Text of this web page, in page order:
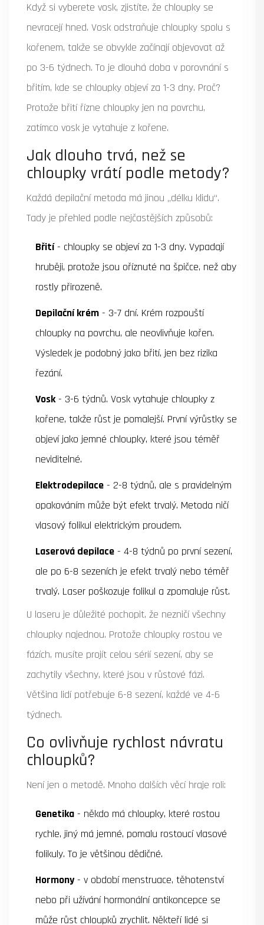
Když si vyberete vosk, zjistíte, že chloupky se
nevracejí hned. Vosk odstraňuje chloupky spolu s
kořenem, takže se obvykle začínají objevovat až
po 3-6 týdnech. To je dlouhá doba v porovnání s
břitím, kde se chloupky objeví za 1-3 dny. Proč?
Protože břití řízne chloupky jen na povrchu,
zatímco vosk je vytahuje z kořene.
Jak dlouho trvá, než se
chloupky vrátí podle metody?
Každá depilační metoda má jinou „délku klidu“.
Tady je přehled podle nejčastějších způsobů:
Břití- chloupky se objeví za 1-3 dny. Vypadají
hruběji, protože jsou oříznuté na špičce, než aby
rostly přirozeně.
Depilační krém - 3-7 dní. Krém rozpouští
chloupky na povrchu, ale neovlivňuje kořen.
Výsledek je podobný jako břití, jen bez rizika
řezání.
Vosk- 3-6 týdnů. Vosk vytahuje chloupky z
kořene, takže růst je pomalejší. První výrůstky se
objeví jako jemné chloupky, které jsou téměř
neviditelné.
Elektrodepilace - 2-8 týdnů, ale s pravidelným
opakováním může být efekt trvalý. Metoda ničí
vlasový folikul elektrickým proudem.
Laserová depilace - 4-8 týdnů po první sezení,
ale po 6-8 sezeních je efekt trvalý nebo téměř
trvalý. Laser poškozuje folikul a zpomaluje růst.
U laseru je důležité pochopit, že nezničí všechny
chloupky najednou. Protože chloupky rostou ve
fázích, musíte projít celou sérií sezení, aby se
zachytily všechny, které jsou v růstové fázi.
Většina lidí potřebuje 6-8 sezení, každé ve 4-6
týdnech.
Co ovlivňuje rychlost návratu
chloupků?
Není jen o metodě. Mnoho dalších věcí hraje roli:
Genetika - někdo má chloupky, které rostou
rychle, jiný má jemné, pomalu rostoucí vlasové
folikuly. To je většinou dědičné.
Hormony- v období menstruace, těhotenství
nebo při užívání hormonální antikoncepce se
může růst chloupků zrychlit. Někteří lidé si